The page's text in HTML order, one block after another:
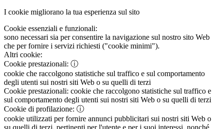
I cookie migliorano la tua esperienza sul sito
Cookie essenziali e funzionali:
sono necessari sia per consentire la navigazione sul nostro sito Web
che per fornire i servizi richiesti ("cookie minimi").
Altri cookie:
Cookie prestazionali: ⓘ
cookie che raccolgono statistiche sul traffico e sul comportamento
degli utenti sui nostri siti Web o su quelli di terzi
Cookie prestazionali: cookie che raccolgono statistiche sul traffico e
sul comportamento degli utenti sui nostri siti Web o su quelli di terzi
Cookie di profilazione: ⓘ
cookie utilizzati per fornire annunci pubblicitari sui nostri siti Web o
su quelli di terzi, pertinenti per l'utente e per i suoi interessi, nonché